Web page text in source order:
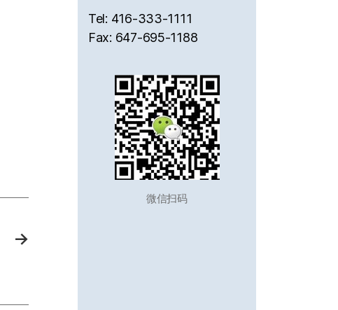
→
Tel: 416-333-1111
Fax: 647-695-1188
微信扫码